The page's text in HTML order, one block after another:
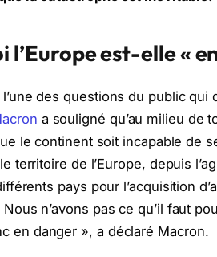
l’Europe est-elle «
des questions du public
a souligné qu’au milieu de
le continent soit incapable de
territoire de l’Europe, depuis
pays pour l’acquisition
n’avons pas ce qu’il faut
en danger », a déclaré Macron.